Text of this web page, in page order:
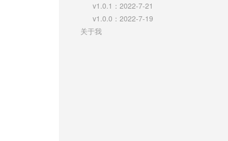
v1.0.1：2022-7-21
v1.0.0：2022-7-19
关于我